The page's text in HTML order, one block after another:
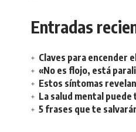
Entradas
Claves para encender
«No es flojo, está
Estos síntomas
La salud mental
5 frases que te